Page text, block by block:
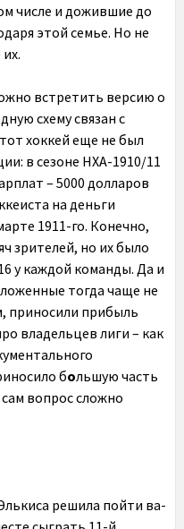
числе и дожившие до
этой семье. Но не
встретить версию о
схему связан с
хоккей еще не был
в сезоне НХА-1910/11
– 5000 долларов
на деньги
1911-го. Конечно,
зрителей, но их было
у каждой команды. Да и
тогда чаще не
приносили прибыль
владельцев лиги – как
большую часть
вопрос сложно
решила пойти ва-